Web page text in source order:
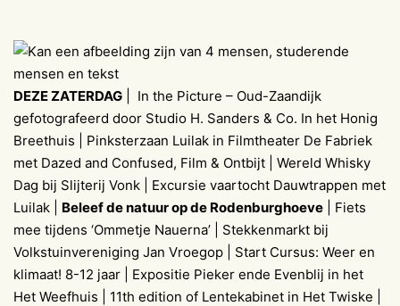
DEZE ZATERDAG | In the Picture – Oud-Zaandijk
gefotografeerd door Studio H. Sanders & Co. In het Honig
Breethuis | Pinksterzaan Luilak in Filmtheater De Fabriek
met Dazed and Confused, Film & Ontbijt | Wereld Whisky
Dag bij Slijterij Vonk | Excursie vaartocht Dauwtrappen met
Luilak | Beleef de natuur op de Rodenburghoeve | Fiets
mee tijdens ‘Ommetje Nauerna’ | Stekkenmarkt bij
Volkstuinvereniging Jan Vroegop | Start Cursus: Weer en
klimaat! 8-12 jaar | Expositie Pieker ende Evenblij in het
Het Weefhuis | 11th edition of Lentekabinet in Het Twiske |